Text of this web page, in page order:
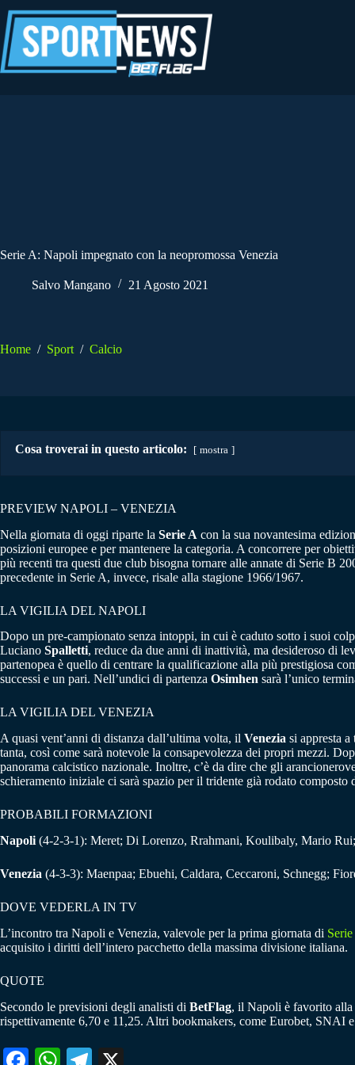
al
contenuto
Serie A: Napoli impegnato con la neopromossa Venezia
Salvo Mangano 21 Agosto 2021
Home / Sport / Calcio
Cosa troverai in questo articolo: mostra
PREVIEW NAPOLI – VENEZIA
Nella giornata di oggi riparte la Serie A con la sua novantesima
posizioni europee e per mantenere la categoria. A concorrere per
più recenti tra questi due club bisogna tornare alle annate di Serie B
precedente in Serie A, invece, risale alla stagione 1966/1967.
LA VIGILIA DEL NAPOLI
Dopo un pre-campionato senza intoppi, in cui è caduto sotto i suoi
Luciano Spalletti, reduce da due anni di inattività, ma desideroso di
partenopea è quello di centrare la qualificazione alla più prestigiosa
successi e un pari. Nell’undici di partenza Osimhen sarà l’unico
LA VIGILIA DEL VENEZIA
A quasi vent’anni di distanza dall’ultima volta, il Venezia si appresta
tanta, così come sarà notevole la consapevolezza dei propri mezzi.
panorama calcistico nazionale. Inoltre, c’è da dire che gli
schieramento iniziale ci sarà spazio per il tridente già rodato composto
PROBABILI FORMAZIONI
Napoli (4-2-3-1): Meret; Di Lorenzo, Rrahmani, Koulibaly, Mario
Venezia (4-3-3): Maenpaa; Ebuehi, Caldara, Ceccaroni, Schnegg;
DOVE VEDERLA IN TV
L’incontro tra Napoli e Venezia, valevole per la prima giornata di
acquisito i diritti dell’intero pacchetto della massima divisione italiana.
QUOTE
Secondo le previsioni degli analisti di BetFlag, il Napoli è favorito alla
rispettivamente 6,70 e 11,25. Altri bookmakers, come Eurobet, SNAI